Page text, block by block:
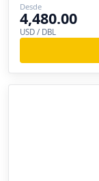
Desde
4,480.00
USD / DBL